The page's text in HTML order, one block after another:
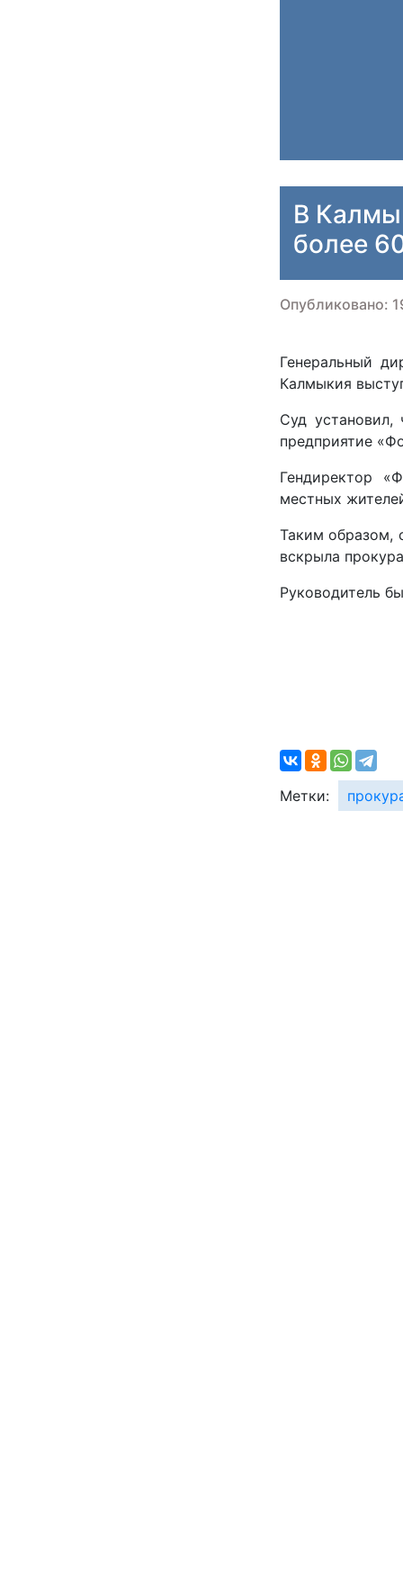
В
более
Опубликовано:
Генеральный
Калмыкия
Суд
предприятие
Гендиректор
местных
Таким образом,
вскрыла
Руководитель
Метки: